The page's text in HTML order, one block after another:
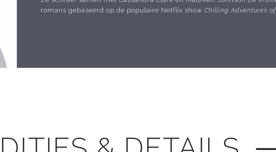
romans gebaseerd op de populaire Netflix show Chilling Adventures